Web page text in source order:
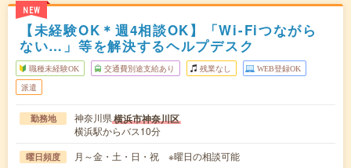
NEW
【未経験OK＊週4相談OK】「Wi-Fiつながら
ない…」等を解決するヘルプデスク
職種未経験OK 交通費別途支給あり 残業なし WEB登録OK
派遣
勤務地 神奈川県横浜市神奈川区
横浜駅からバス10分
曜日頻度 月～金・土・日・祝 ※曜日の相談可能